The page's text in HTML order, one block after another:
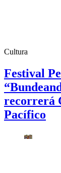
Cultura
Festival
recorrerá
Pacífico